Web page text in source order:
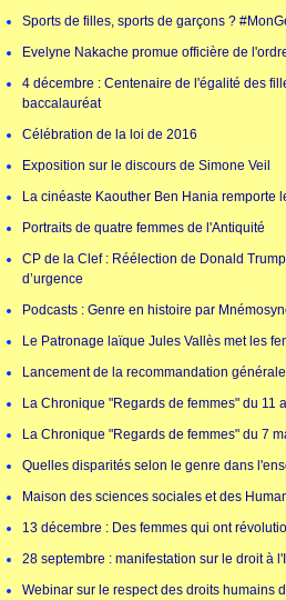
Sports de filles, sports de garçons ?
Evelyne Nakache promue officière de
4 décembre : Centenaire de l'égalité des
baccalauréat
Célébration de la loi de 2016
Exposition sur le discours de Simone Veil
La cinéaste Kaouther Ben Hania remporte
Portraits de quatre femmes de l'Antiquité
CP de la Clef : Réélection de Donald
d’urgence
Podcasts : Genre en histoire par
Le Patronage laïque Jules Vallès met les
Lancement de la recommandation
La Chronique "Regards de femmes" du 11
La Chronique "Regards de femmes" du 7
Quelles disparités selon le genre dans
Maison des sciences sociales et des
13 décembre : Des femmes qui ont
28 septembre : manifestation sur le droit à
Webinar sur le respect des droits humains